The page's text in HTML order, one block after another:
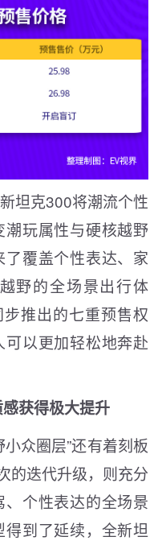
坦克300将潮流个性
玩属性与硬核越野
覆盖个性表达、家
野的全场景出行体
推出的七重预售权
以更加轻松地奔赴
获得极大提升
众圈层”还有着刻板
的迭代升级，则充分
个性表达的全场景
到了延续，全新坦